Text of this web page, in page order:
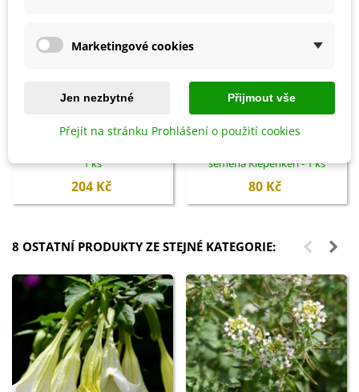
1 ks
204 Kč
semena Kiepenkerl - 1 ks
80 Kč
8 OSTATNÍ PRODUKTY ZE STEJNÉ KATEGORIE:
Marketingové cookies
Jen nezbytné Přijmout vše
Přejít na stránku Prohlášení o použití cookies